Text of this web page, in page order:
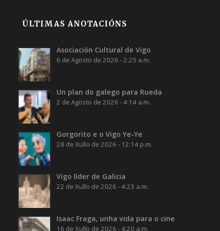
ÚLTIMAS ANOTACIÓNS
Asociación Cultural de Vigo
6 de Agosto de 2026 - 2:25 a.m.
Un plan do galego para Rueda
2 de Agosto de 2026 - 4:14 a.m.
Gorgorito e o Vigo Ye-Ye
28 de Xullo de 2026 - 12:14 p.m.
Vigo líder de Galicia
22 de Xullo de 2026 - 4:23 a.m.
Isaac Fraga, unha vida para o cine
16 de Xullo de 2026 - 4:20 a.m.